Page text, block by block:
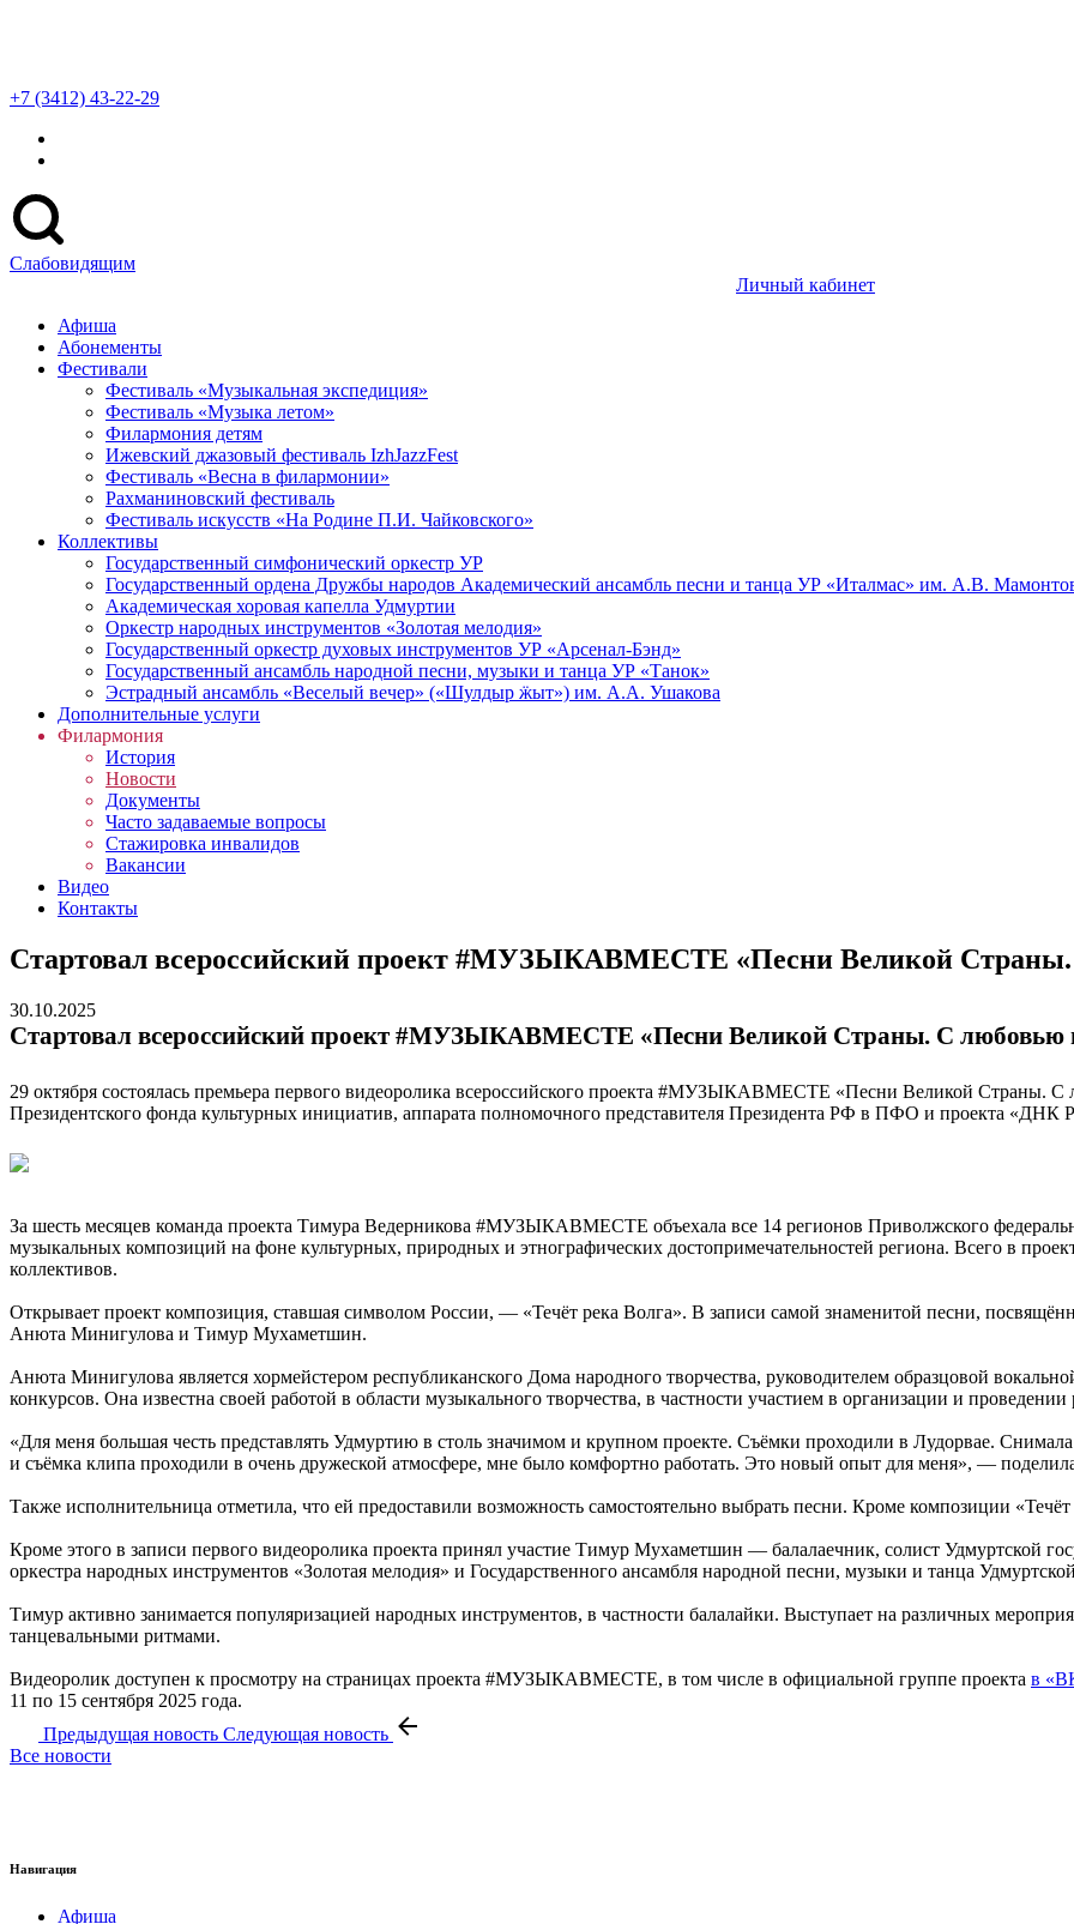
+7 (3412) 43-22-29
Слабовидящим
Личный кабинет
Афиша
Абонементы
Фестивали
Фестиваль «Музыкальная экспедиция»
Фестиваль «Музыка летом»
Филармония детям
Ижевский джазовый фестиваль IzhJazzFest
Фестиваль «Весна в филармонии»
Рахманиновский фестиваль
Фестиваль искусств «На Родине П.И. Чайковского»
Коллективы
Государственный симфонический оркестр УР
Государственный ордена Дружбы народов Академический ансамбль песни и танца УР «Италмас» им. А.В.
Академическая хоровая капелла Удмуртии
Оркестр народных инструментов «Золотая мелодия»
Государственный оркестр духовых инструментов УР «Арсенал-Бэнд»
Государственный ансамбль народной песни, музыки и танца УР «Танок»
Эстрадный ансамбль «Веселый вечер» («Шулдыр ӝыт») им. А.А. Ушакова
Дополнительные услуги
Филармония
История
Новости
Документы
Часто задаваемые вопросы
Стажировка инвалидов
Вакансии
Видео
Контакты
Стартовал всероссийский проект #МУЗЫКАВМЕСТЕ «Песни Великой
30.10.2025
Стартовал всероссийский проект #МУЗЫКАВМЕСТЕ «Песни Великой Страны. С любовью
29 октября состоялась премьера первого видеоролика всероссийского проекта #МУЗЫКАВМЕСТЕ «Песни Великой Страны.
Президентского фонда культурных инициатив, аппарата полномочного представителя Президента РФ в ПФО и проекта «ДНК
За шесть месяцев команда проекта Тимура Ведерникова #МУЗЫКАВМЕСТЕ объехала все 14 регионов Приволжского
музыкальных композиций на фоне культурных, природных и этнографических достопримечательностей региона. Всего в
коллективов.
Открывает проект композиция, ставшая символом России, — «Течёт река Волга». В записи самой знаменитой песни,
Анюта Минигулова и Тимур Мухаметшин.
Анюта Минигулова является хормейстером республиканского Дома народного творчества, руководителем образцовой
конкурсов. Она известна своей работой в области музыкального творчества, в частности участием в организации и
«Для меня большая честь представлять Удмуртию в столь значимом и крупном проекте. Съёмки проходили в Лудорвае.
и съёмка клипа проходили в очень дружеской атмосфере, мне было комфортно работать. Это новый опыт для меня», —
Также исполнительница отметила, что ей предоставили возможность самостоятельно выбрать песни. Кроме композиции
Кроме этого в записи первого видеоролика проекта принял участие Тимур Мухаметшин — балалаечник, солист Удмуртской
оркестра народных инструментов «Золотая мелодия» и Государственного ансамбля народной песни, музыки и танца
Тимур активно занимается популяризацией народных инструментов, в частности балалайки. Выступает на различных
танцевальными ритмами.
Видеоролик доступен к просмотру на страницах проекта #МУЗЫКАВМЕСТЕ, в том числе в официальной группе проекта в
11 по 15 сентября 2025 года.
Предыдущая новость Следующая новость
Все новости
Навигация
Афиша